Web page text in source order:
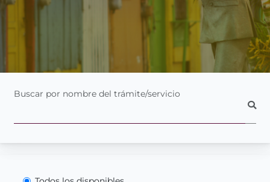
Buscar por nombre del trámite/servicio